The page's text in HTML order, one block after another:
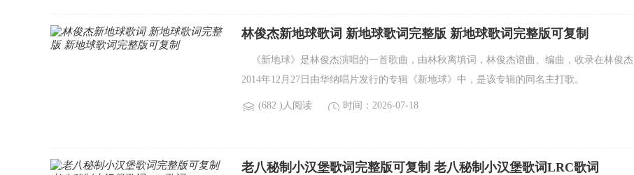
林俊杰新地球歌词 新地球歌词完整版 新地球歌词完整版可复制
《新地球》是林俊杰演唱的一首歌曲，由林秋离填词，林俊杰谱曲、编曲，收录在林俊杰
2014年12月27日由华纳唱片发行的专辑《新地球》中，是该专辑的同名主打歌。
(682 )人阅读 时间：2026-07-18
老八秘制小汉堡歌词完整版可复制 老八秘制小汉堡歌词LRC歌词